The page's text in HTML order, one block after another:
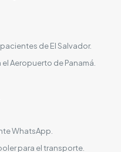
de El Salvador.
Aeropuerto de Panamá.
WhatsApp.
para el transporte.